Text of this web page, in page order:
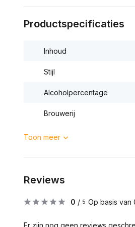
Productspecificaties
Inhoud
Stijl
Alcoholpercentage
Brouwerij
Toon meer
Reviews
0 / 5 Op basis van
Er zijn nog geen reviews